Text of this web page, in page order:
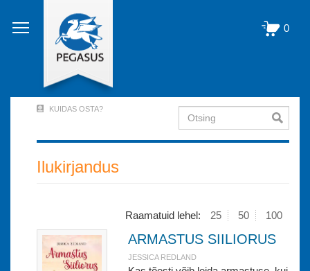
edasi
põhisisu
0
Account
Menu
KUIDAS OSTA? Otsing
Ilukirjandus
Raamatuid lehel: 25 50 100
ARMASTUS SIILIORUS
JESSICA REDLAND